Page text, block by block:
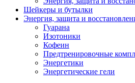
Шейкеры и бутылки
Энергия, защита и
Гуарана
Изотоники
Кофеин
Предтренировочные
Энергетики
Энергетические гели